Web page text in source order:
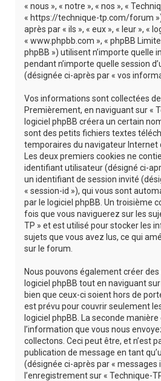
« nous », « notre », « nos », «
« https://technique-tp.com/forum
après par « ils », « eux », « leur », «
« www.phpbb.com », « phpBB
phpBB ») utilisent n’importe quelle
pendant n’importe quelle session
(désignée ci-après par « vos
Vos informations sont collectées
Premièrement, en naviguant sur «
logiciel phpBB créera un certain
sont des petits fichiers textes
temporaires du navigateur Internet
Les deux premiers cookies ne
identifiant utilisateur (désigné ci-
un identifiant de session invité
« session-id »), qui vous sont
par le logiciel phpBB. Un troisième
fois que vous naviguerez sur les
TP » et est utilisé pour stocker les
sujets que vous avez lus, ce qui
sur le forum.
Nous pouvons également créer
logiciel phpBB tout en naviguant
bien que ceux-ci soient hors de
est prévu pour couvrir seulement
logiciel phpBB. La seconde
l’information que vous nous
collectons. Ceci peut être, et n’est
publication de message en tant
(désignée ci-après par « messages
l’enregistrement sur « Technique-